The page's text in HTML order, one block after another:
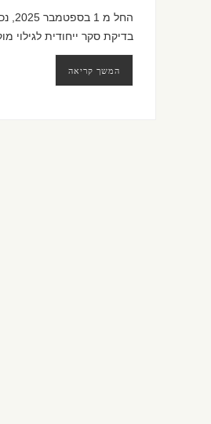
בדיקת סקר ייחודית לגילוי
המשך קריאה